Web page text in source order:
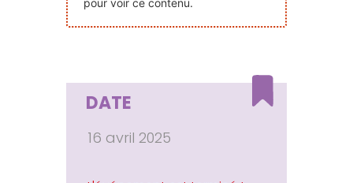
pour voir ce contenu.
DATE
16 avril 2025